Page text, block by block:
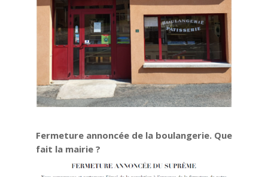
Fermeture annoncée de la boulangerie. Que
fait la mairie ?